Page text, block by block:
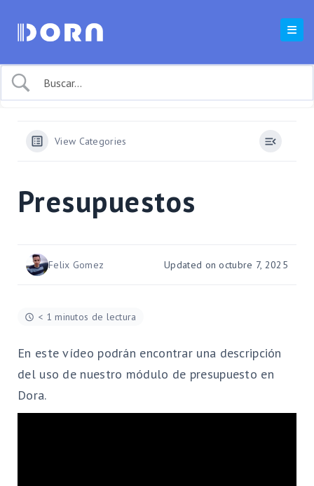
View Categories
Presupuestos
Felix Gomez Updated on octubre 7, 2025
< 1 minutos de lectura
En este vídeo podrán encontrar una descripción
del uso de nuestro módulo de presupuesto en
Dora.